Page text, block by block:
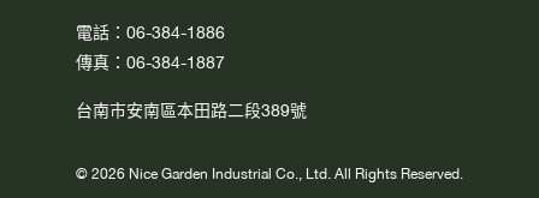
電話：06-384-1886
傳真：06-384-1887
台南市安南區本田路二段389號
© 2026 Nice Garden Industrial Co., Ltd. All Rights Reserved.